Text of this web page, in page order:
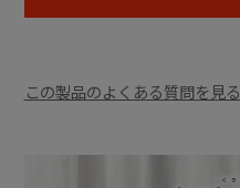
この製品のよくある質問を見る